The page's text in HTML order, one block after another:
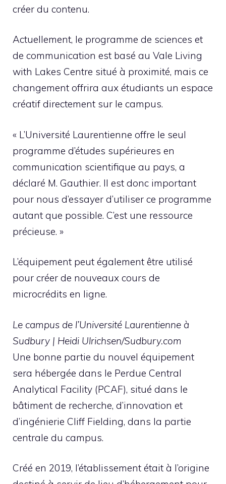
créer du contenu.
Actuellement, le programme de sciences et
de communication est basé au Vale Living
with Lakes Centre situé à proximité, mais ce
changement offrira aux étudiants un espace
créatif directement sur le campus.
« L’Université Laurentienne offre le seul
programme d’études supérieures en
communication scientifique au pays, a
déclaré M. Gauthier. Il est donc important
pour nous d’essayer d’utiliser ce programme
autant que possible. C’est une ressource
précieuse. »
L’équipement peut également être utilisé
pour créer de nouveaux cours de
microcrédits en ligne.
Le campus de l’Université Laurentienne à
Sudbury | Heidi Ulrichsen/Sudbury.com
Une bonne partie du nouvel équipement
sera hébergée dans le Perdue Central
Analytical Facility (PCAF), situé dans le
bâtiment de recherche, d’innovation et
d’ingénierie Cliff Fielding, dans la partie
centrale du campus.
Créé en 2019, l’établissement était à l’origine